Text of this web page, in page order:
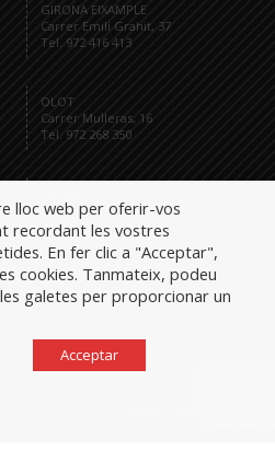
GIRONA EIXAMPLE
Carrer Emili Grahit, 37
Tel. 972 416 413
OLOT
Carrer Mulleras, 16
Tel. 972 268 350
Av. Onze de Setembre, 12
Tel. 872 591 959
lloc web per oferir-vos
recordant les vostres
En fer clic a "Acceptar",
cookies. Tanmateix, podeu
galetes per proporcionar un
Acceptar